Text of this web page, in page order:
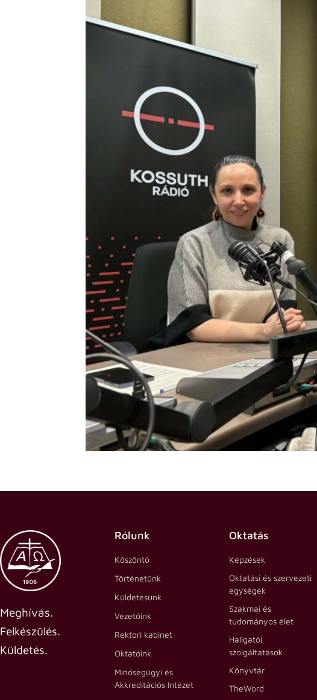
Meghívás.
Felkészülés.
Küldetés.
Rólunk
Köszöntő
Történetünk
Küldetésünk
Vezetőink
Rektori kabinet
Oktatóink
Minőségügyi és
Akkreditációs Intézet
Oktatás
Képzések
Oktatási és szervezeti
egységek
Szakmai és
tudományos élet
Hallgatói
szolgáltatások
Könyvtár
TheWord